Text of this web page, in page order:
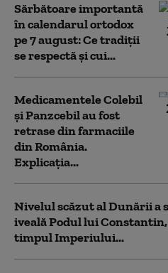
Sărbătoare importantă
în calendarul ortodox
pe 7 august: Ce tradiții
se respectă și cui...
Medicamentele Colebil
și Panzcebil au fost
retrase din farmaciile
din România.
Explicația...
Nivelul scăzut al Dunării a
iveală Podul lui
timpul Imperiului...